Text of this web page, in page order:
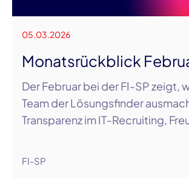
05.03.2026
Monatsrückblick
Der Februar bei der FI-SP zeigt,
Team der Lösungsfinder
Transparenz im IT-Recruiting,
FI-SP